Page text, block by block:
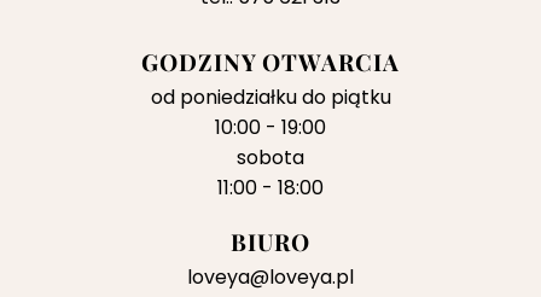
GODZINY OTWARCIA
od poniedziałku do piątku
10:00 - 19:00
sobota
11:00 - 18:00
BIURO
loveya@loveya.pl